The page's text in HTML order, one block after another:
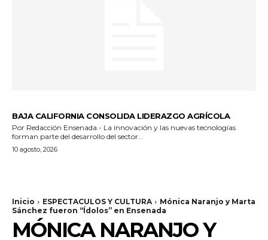
BAJA CALIFORNIA CONSOLIDA LIDERAZGO AGRÍCOLA
Por Redacción Ensenada.- La innovación y las nuevas tecnologías
forman parte del desarrollo del sector...
10 agosto, 2026